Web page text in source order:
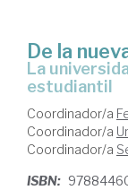
De la
la universidad en crisis y la nueva rebelión
estudiantil
Coordinador/a
Coordinador/a
Coordinador/a
ISBN: